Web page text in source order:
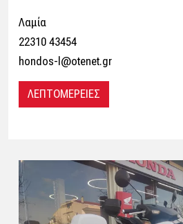
Λαμία
22310 43454
hondos-l@otenet.gr
ΛΕΠΤΟΜΕΡΕΙΕΣ